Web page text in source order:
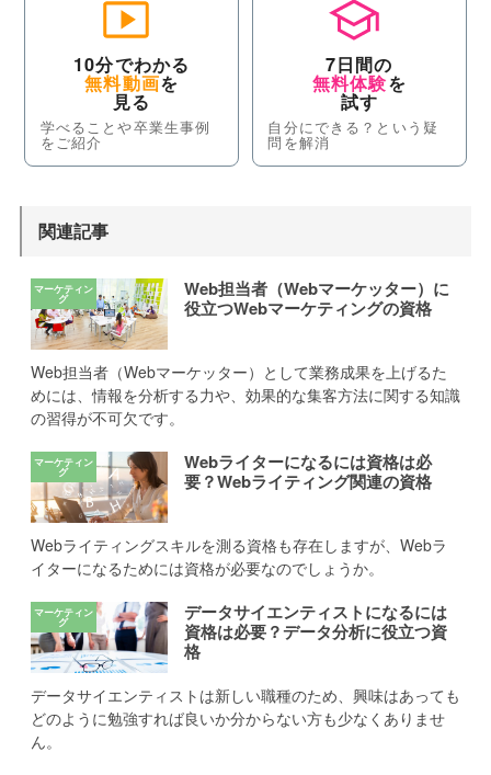
10分でわかる
無料動画を
見る
学べることや卒業生事例
をご紹介
7日間の
無料体験を
試す
自分にできる？という疑
問を解消
関連記事
Web担当者（Webマーケッター）に
役立つWebマーケティングの資格
Web担当者（Webマーケッター）として業務成果を上げるた
めには、情報を分析する力や、効果的な集客方法に関する知識
の習得が不可欠です。
Webライターになるには資格は必
要？Webライティング関連の資格
Webライティングスキルを測る資格も存在しますが、Webラ
イターになるためには資格が必要なのでしょうか。
データサイエンティストになるには
資格は必要？データ分析に役立つ資
格
データサイエンティストは新しい職種のため、興味はあっても
どのように勉強すれば良いか分からない方も少なくありませ
ん。